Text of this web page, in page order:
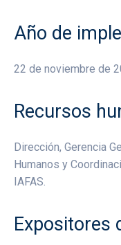
Año de
22 de noviembre de
Recursos
Dirección, Gerencia
Humanos y
IAFAS.
Expositores